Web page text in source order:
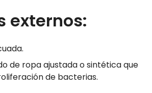
externos:
de ropa ajustada o sintética que
de bacterias.